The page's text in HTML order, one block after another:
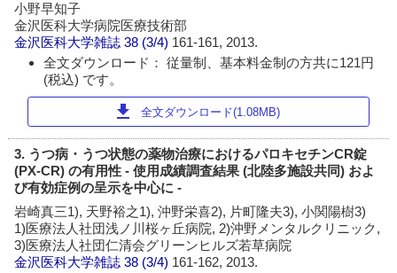
小野早知子
金沢医科大学病院医療技術部
金沢医科大学雑誌 38 (3/4) 161-161, 2013.
全文ダウンロード： 従量制、基本料金制の方共に121円
(税込) です。
download 全文ダウンロード(1.08MB)
3. うつ病・うつ状態の薬物治療におけるパロキセチンCR錠
(PX-CR) の有用性 - 使用成績調査結果 (北陸多施設共同) およ
び有効症例の呈示を中心に -
岩崎真三1), 天野裕之1), 沖野栄喜2), 片町隆夫3), 小関陽樹3)
1)医療法人社団浅ノ川桜ヶ丘病院, 2)沖野メンタルクリニック,
3)医療法人社団仁清会グリーンヒルズ若草病院
金沢医科大学雑誌 38 (3/4) 161-162, 2013.